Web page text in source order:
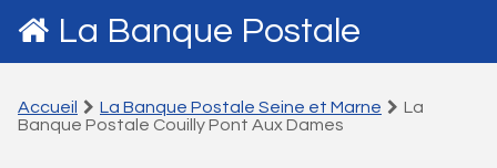
La Banque Postale
Accueil La Banque Postale Seine et Marne
La
Banque Postale Couilly Pont Aux Dames